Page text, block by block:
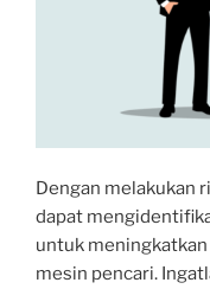
Dengan melakukan
dapat
untuk
mesin pencari.